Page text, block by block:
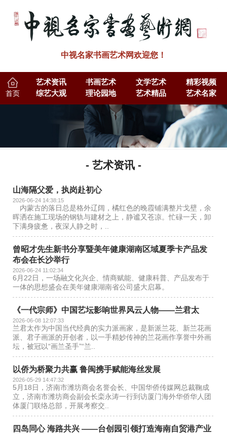
中视名家书画艺术网欢迎您！
首页
艺术资讯 书画艺术 文学艺术
精彩视频
综艺大观
理论园地 艺术精品 艺术名家
- 艺术资讯 -
山海隔父爱，执岗赴初心
2026-06-24 14:38:15
内蒙古的落日总是格外辽阔，橘红色的晚霞铺满整片戈壁，余
晖洒在施工现场的钢轨与建材之上，静谧又苍凉。忙碌一天，卸
下满身疲惫，夜深人静之时，..
曾昭才先生新书分享暨美年健康湖南区域夏季卡产品发
布会在长沙举行
2026-06-24 11:02:34
6月22日，一场融文化兴企、情商赋能、健康科普、产品发布于
一体的思想盛会在美年健康湖南省公司盛大启幕。
《一代宗师》中国艺坛影响世界风云人物——兰君太
2026-06-08 12:07:33
兰君太作为中国当代经典的实力派画家，是新派兰花、新兰花画
派、君子画派的开创者，以一手精妙传神的兰花画作享誉中外画
坛，被冠以“画兰圣手”“兰..
以侨为桥聚力共赢 鲁闽携手赋能海丝发展
2026-05-29 14:47:32
5月18日，济南市潍坊商会名誉会长、中国华侨传媒网总裁鞠成
立，济南市潍坊商会副会长栾永涛一行到访厦门海外华侨华人团
体厦门联络总部，开展考察交..
四岛同心 海路共兴 ——台创园引领打造海南自贸港产业